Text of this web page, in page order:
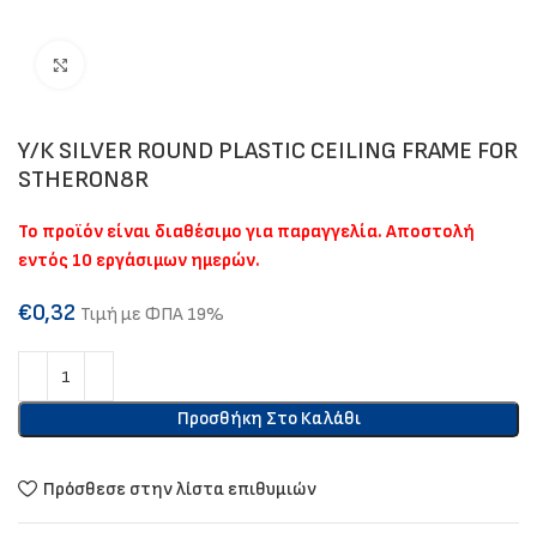
Υ/Κ SILVER ROUND PLASTIC CEILING FRAME FOR
STHERON8R
Το προϊόν είναι διαθέσιμο για παραγγελία. Αποστολή
εντός 10 εργάσιμων ημερών.
€0,32 Τιμή με ΦΠΑ 19%
Προσθήκη Στο Καλάθι
Πρόσθεσε στην λίστα επιθυμιών